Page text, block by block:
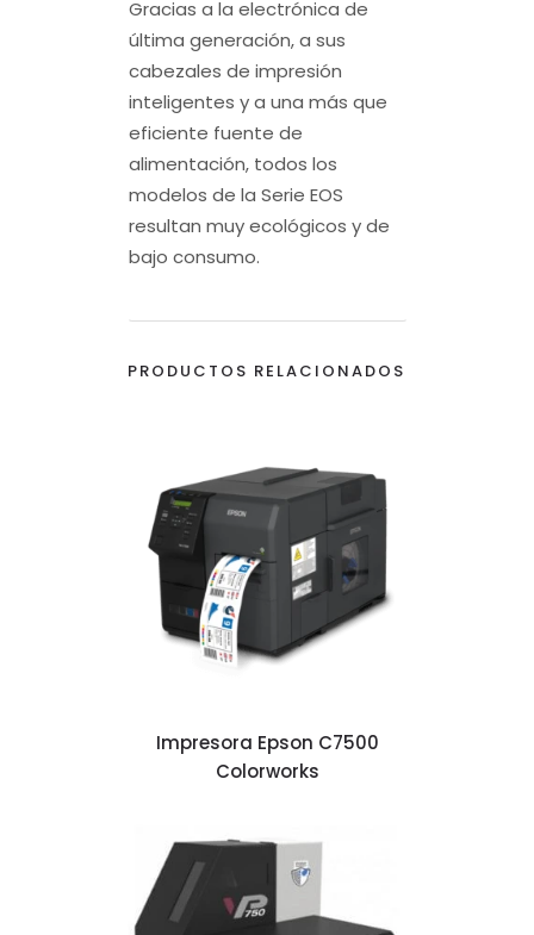
Gracias a la electrónica de
última generación, a sus
cabezales de impresión
inteligentes y a una más que
eficiente fuente de
alimentación, todos los
modelos de la Serie EOS
resultan muy ecológicos y de
bajo consumo.
PRODUCTOS RELACIONADOS
Impresora Epson C7500
Colorworks